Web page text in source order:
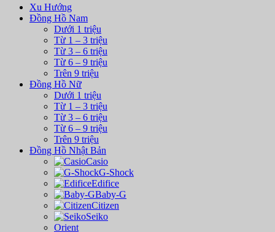
Xu Hướng
Đồng Hồ Nam
Dưới 1 triệu
Từ 1 – 3 triệu
Từ 3 – 6 triệu
Từ 6 – 9 triệu
Trên 9 triệu
Đồng Hồ Nữ
Dưới 1 triệu
Từ 1 – 3 triệu
Từ 3 – 6 triệu
Từ 6 – 9 triệu
Trên 9 triệu
Đồng Hồ Nhật Bản
Casio
G-Shock
Edifice
Baby-G
Citizen
Seiko
Orient